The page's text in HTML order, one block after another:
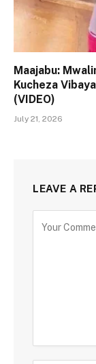
Maajabu:
Kucheza
(VIDEO)
July 21, 2026
LEAVE A